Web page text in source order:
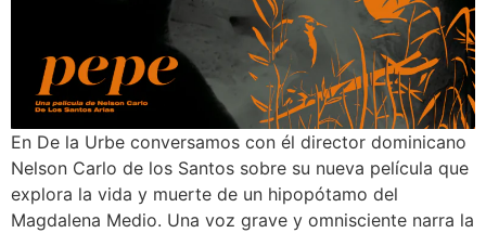
En De la Urbe conversamos con él director dominicano
Nelson Carlo de los Santos sobre su nueva película que
explora la vida y muerte de un hipopótamo del
Magdalena Medio. Una voz grave y omnisciente narra la